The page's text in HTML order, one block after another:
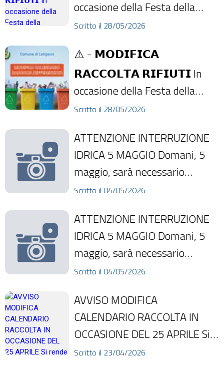
occasione della Festa della
Repubblica, il calendario della
Scritto il 28/05/2026
⚠️ - 𝗠𝗢𝗗𝗜𝗙𝗜𝗖𝗔
𝗥𝗔𝗖𝗖𝗢𝗟𝗧𝗔 𝗥𝗜𝗙𝗜𝗨𝗧𝗜 In
occasione della Festa della
Repubblica, il calendario della
Scritto il 28/05/2026
ATTENZIONE INTERRUZIONE
IDRICA 5 MAGGIO Domani, 5
maggio, sarà necessario
interrompere la fornitura
Scritto il 04/05/2026
ATTENZIONE INTERRUZIONE
IDRICA 5 MAGGIO Domani, 5
maggio, sarà necessario
interrompere la fornitura
Scritto il 04/05/2026
AVVISO MODIFICA
CALENDARIO RACCOLTA IN
OCCASIONE DEL 25 APRILE Si
rende noto alla cittadinanza
Scritto il 23/04/2026